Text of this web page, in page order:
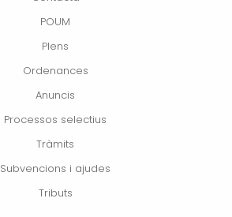
POUM
Plens
Ordenances
Anuncis
Processos selectius
Tràmits
Subvencions i ajudes
Tributs